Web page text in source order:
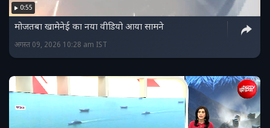
0:55
मोजतबा खामेनेई का नया वीडियो आया सामने
अगस्त 09, 2026 10:28 am IST